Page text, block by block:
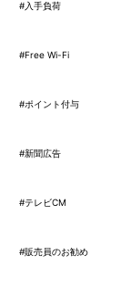
#入手負荷
#Free Wi-Fi
#ポイント付与
#新聞広告
#テレビCM
#販売員のお勧め